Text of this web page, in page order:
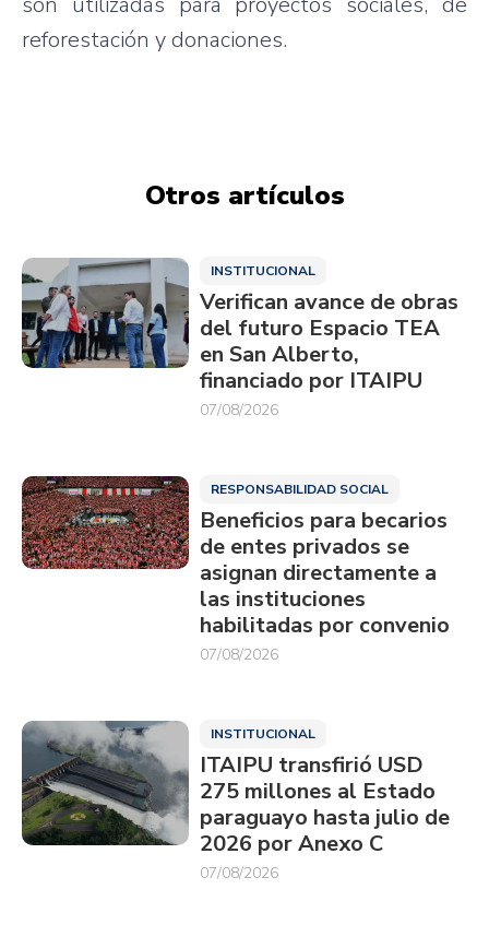
reforestación y donaciones.
Otros artículos
INSTITUCIONAL
Verifican avance de obras
del futuro Espacio TEA
en San Alberto,
financiado por ITAIPU
07/08/2026
RESPONSABILIDAD SOCIAL
Beneficios para becarios
de entes privados se
asignan directamente a
las instituciones
habilitadas por convenio
07/08/2026
INSTITUCIONAL
ITAIPU transfirió USD
275 millones al Estado
paraguayo hasta julio de
2026 por Anexo C
07/08/2026